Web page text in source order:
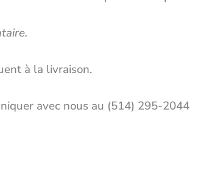
à la livraison.
avec nous au (514) 295-2044